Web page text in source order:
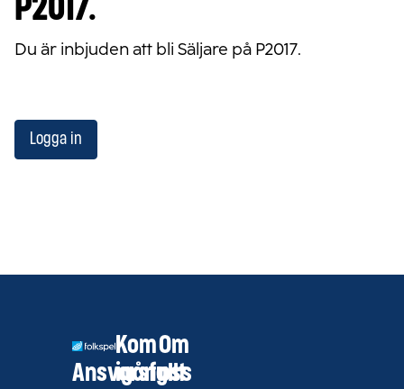
P2017.
Du är inbjuden att bli Säljare på P2017.
Logga in
Ansvarsfullt
Kom
igång
Om
oss